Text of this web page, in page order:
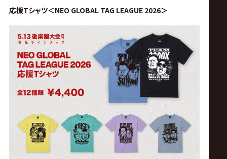
応援Tシャツ＜NEO GLOBAL TAG LEAGUE 2026＞